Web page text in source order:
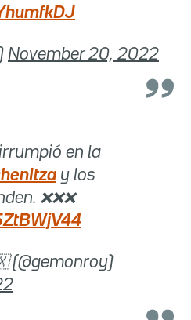
November 20, 2022
en la
y los
❌❌❌
(@gemonroy)